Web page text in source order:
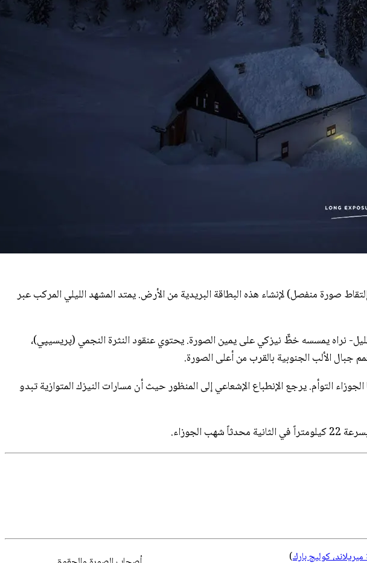
وقت قصير من منتصف الليل المحلي في 13 كانون الأوّل (ديسمبر)، تم استخدام 35 تعريضاً (إلتقاط صورة منفصل) لإنشاء هذه البطاقة البريدية من الأرض. يمتد المشهد الليلي المركب عبر
نراه يمسسه خطٌّ نيزكي على يمين الصورة. يحتوي عنقود النثرة النجمي (پريسيپي)،
التوأم. يرجع الإنطباع الإشعاعي إلى المنظور حيث أن مسارات النيزك المتوازية تبدو
كوليج بارك)